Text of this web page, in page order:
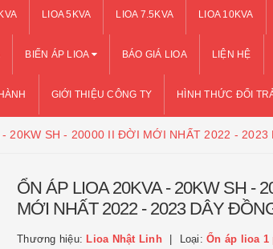
LIOA 5KVA LIOA 7.5KVA LIOA 10KVA
BIẾN ÁP LIOA BÁO GIÁ LIOA LIỆN HỆ
GIỚI THIỆU CÔNG TY HÌNH THỨC ĐỔI
- 20KW SH - 20000 II ĐỜI MỚI NHẤT 2022 - 2023
ỔN ÁP LIOA 20KVA - 20KW SH -
MỚI NHẤT 2022 - 2023 DÂY
Thương hiệu: Lioa Nhật Linh Loại: Ổn áp lioa 1